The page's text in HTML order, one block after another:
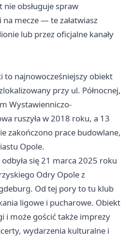
obsługuje spraw
mecze — te załatwiasz
lub przez oficjalne kanały
to najnowocześniejszy obiekt
przy ul. Północnej,
Wystawienniczo-
ruszyła w 2018 roku, a 13
zakończono prace budowlane,
Opole.
się 21 marca 2025 roku
Odry Opole z
Od tej pory to tu klub
ligowe i pucharowe. Obiekt
i może gościć także imprezy
wydarzenia kulturalne i